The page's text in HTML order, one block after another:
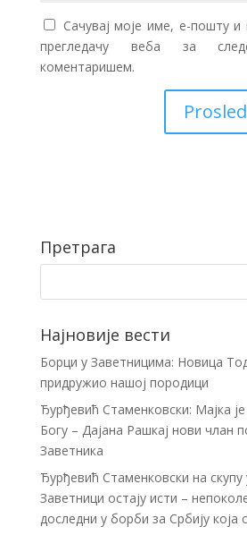
Сачувај моје име, е-пошту
прегледачу веба за
коментаришем.
Претрага
Најновије вести
Борци у Заветницима: Новица
придружио нашој породици
Ђурђевић Стаменковски: Мајка је
Богу – Дајана Рашкај нови члан
Заветника
Ђурђевић Стаменковски на скупу
Заветници остају исти –
доследни у борби за Србију која